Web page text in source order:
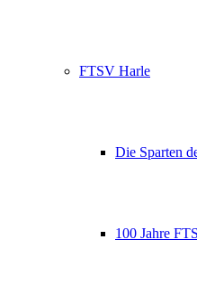
FTSV Harle
Die Sparten
100 Jahre